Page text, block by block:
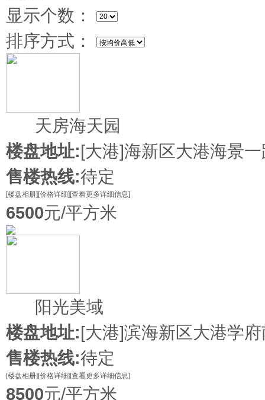
显示个数：
排序方式：
天房海天园
楼盘地址:[大港]海新区大港海景
售楼热线:待定
[楼盘相册] [价格详细] [查看更多详细信息]
6500元/平方米
阳光美域
楼盘地址:[大港]滨海新区大港学
售楼热线:待定
[楼盘相册] [价格详细] [查看更多详细信息]
8500元/平方米